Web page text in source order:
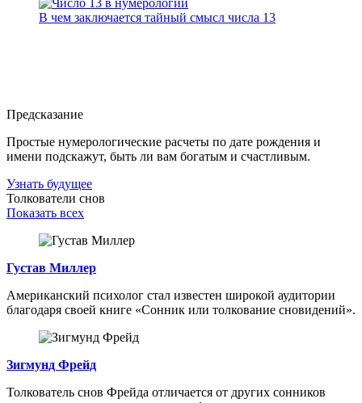
В чем заключается тайный смысл числа 13
Предсказание
Простые нумерологические расчеты по дате рождения и
имени подскажут, быть ли вам богатым и счастливым.
Узнать будущее
Толкователи снов
Показать всех
Густав Миллер
Американский психолог стал известен широкой аудитории
благодаря своей книге «Сонник или толкование сновидений».
Зигмунд Фрейд
Толкователь снов Фрейда отличается от других сонников